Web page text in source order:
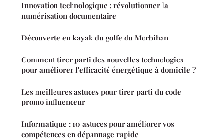
Innovation technologique : révolutionner la
numérisation documentaire
Découverte en kayak du golfe du Morbihan
Comment tirer parti des nouvelles technologies
pour améliorer l'efficacité énergétique à domicile ?
Les meilleures astuces pour tirer parti du code
promo influenceur
Informatique : 10 astuces pour améliorer vos
compétences en dépannage rapide